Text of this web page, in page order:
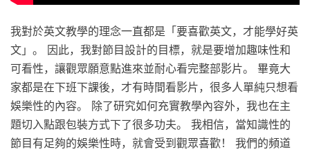
我對於英文教學的理念一直都是「要喜歡英文，才能學好英
文」。 因此，我對節目設計的目標，就是要增加趣味性和
可看性，讓觀眾願意點進來並耐心看完整部影片。 畢竟大
家都是在下班下課後，才有時間看影片，很多人單純只想看
娛樂性的內容。 除了研究如何充實教學內容外，我也在主
題切入點跟包裝方式下了很多功夫。 我相信，當知識性的
節目有足夠的娛樂性時，就會受到觀眾喜歡！ 我們的頻道